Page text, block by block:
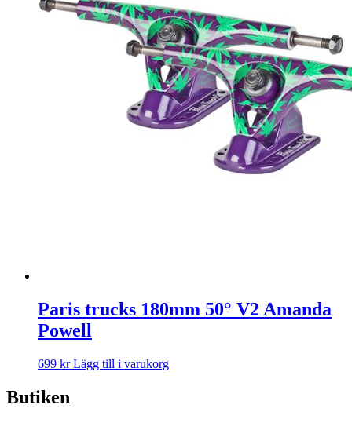
Paris trucks 180mm 50° V2 Amanda
Powell
699 kr Lägg till i varukorg
Butiken